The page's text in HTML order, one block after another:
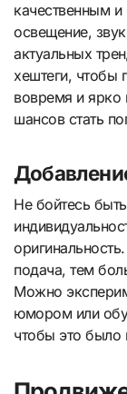
качественным
освещение,
актуальных
хештеги, чтобы
вовремя и
шансов стать
Не бойтесь
подача, тем
Можно
юмором или
чтобы это было